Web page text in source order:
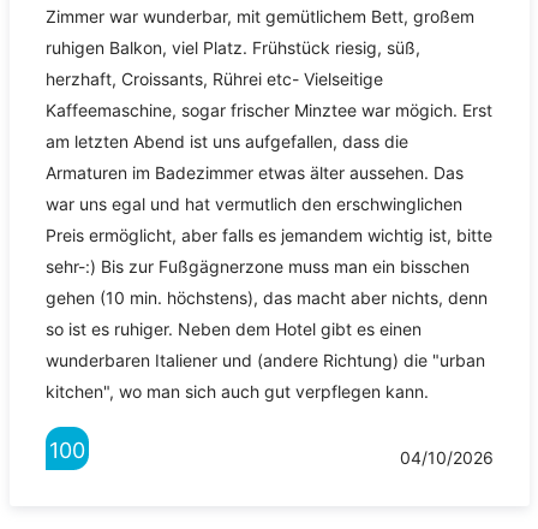
Zimmer war wunderbar, mit gemütlichem Bett, großem
ruhigen Balkon, viel Platz. Frühstück riesig, süß,
herzhaft, Croissants, Rührei etc- Vielseitige
Kaffeemaschine, sogar frischer Minztee war mögich. Erst
am letzten Abend ist uns aufgefallen, dass die
Armaturen im Badezimmer etwas älter aussehen. Das
war uns egal und hat vermutlich den erschwinglichen
Preis ermöglicht, aber falls es jemandem wichtig ist, bitte
sehr-:) Bis zur Fußgägnerzone muss man ein bisschen
gehen (10 min. höchstens), das macht aber nichts, denn
so ist es ruhiger. Neben dem Hotel gibt es einen
wunderbaren Italiener und (andere Richtung) die "urban
kitchen", wo man sich auch gut verpflegen kann.
100 04/10/2026